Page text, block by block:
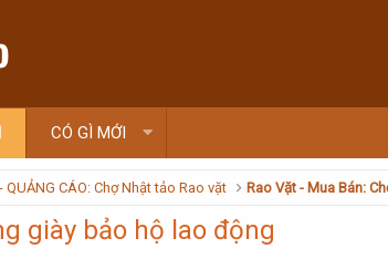
CÓ GÌ MỚI
QUẢNG CÁO: Chợ Nhật tảo Rao vặt Rao Vặt - Mua Bán:
giày bảo hộ lao động